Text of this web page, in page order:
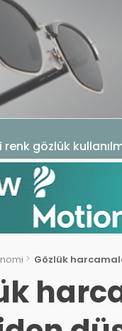
EKONOMI
gözlük
Gözlük